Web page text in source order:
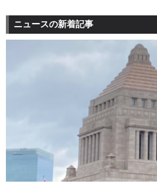
ニュースの新着記事